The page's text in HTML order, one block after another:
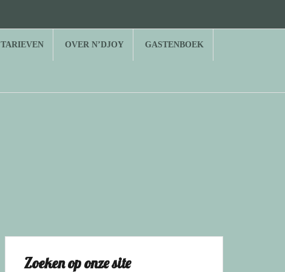
TARIEVEN OVER N’DJOY GASTENBOEK
Zoeken op onze site